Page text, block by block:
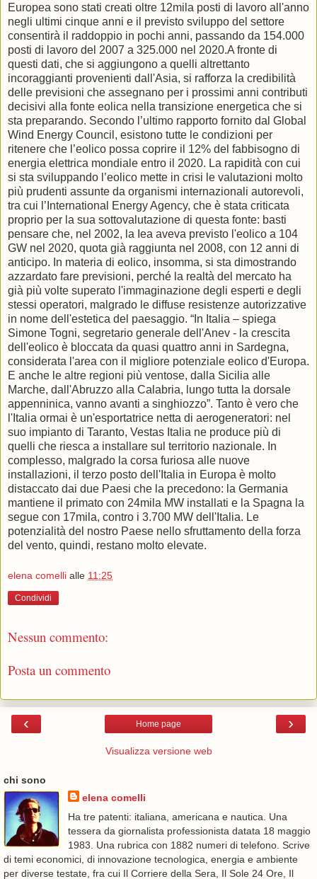
Europea sono stati creati oltre 12mila posti di lavoro all'anno
negli ultimi cinque anni e il previsto sviluppo del settore
consentirà il raddoppio in pochi anni, passando da 154.000
posti di lavoro del 2007 a 325.000 nel 2020.A fronte di
questi dati, che si aggiungono a quelli altrettanto
incoraggianti provenienti dall'Asia, si rafforza la credibilità
delle previsioni che assegnano per i prossimi anni contributi
decisivi alla fonte eolica nella transizione energetica che si
sta preparando. Secondo l’ultimo rapporto fornito dal Global
Wind Energy Council, esistono tutte le condizioni per
ritenere che l’eolico possa coprire il 12% del fabbisogno di
energia elettrica mondiale entro il 2020. La rapidità con cui
si sta sviluppando l’eolico mette in crisi le valutazioni molto
più prudenti assunte da organismi internazionali autorevoli,
tra cui l’International Energy Agency, che è stata criticata
proprio per la sua sottovalutazione di questa fonte: basti
pensare che, nel 2002, la Iea aveva previsto l'eolico a 104
GW nel 2020, quota già raggiunta nel 2008, con 12 anni di
anticipo. In materia di eolico, insomma, si sta dimostrando
azzardato fare previsioni, perché la realtà del mercato ha
già più volte superato l'immaginazione degli esperti e degli
stessi operatori, malgrado le diffuse resistenze autorizzative
in nome dell'estetica del paesaggio. “In Italia – spiega
Simone Togni, segretario generale dell'Anev - la crescita
dell'eolico è bloccata da quasi quattro anni in Sardegna,
considerata l'area con il migliore potenziale eolico d'Europa.
E anche le altre regioni più ventose, dalla Sicilia alle
Marche, dall'Abruzzo alla Calabria, lungo tutta la dorsale
appenninica, vanno avanti a singhiozzo”. Tanto è vero che
l'Italia ormai è un'esportatrice netta di aerogeneratori: nel
suo impianto di Taranto, Vestas Italia ne produce più di
quelli che riesca a installare sul territorio nazionale. In
complesso, malgrado la corsa furiosa alle nuove
installazioni, il terzo posto dell'Italia in Europa è molto
distaccato dai due Paesi che la precedono: la Germania
mantiene il primato con 24mila MW installati e la Spagna la
segue con 17mila, contro i 3.700 MW dell'Italia. Le
potenzialità del nostro Paese nello sfruttamento della forza
del vento, quindi, restano molto elevate.
elena comelli alle 11:25
Condividi
Nessun commento:
Posta un commento
‹ ›
Home page
Visualizza versione web
chi sono
elena comelli
Ha tre patenti: italiana, americana e nautica. Una
tessera da giornalista professionista datata 18 maggio
1983. Una rubrica con 1882 numeri di telefono. Scrive
di temi economici, di innovazione tecnologica, energia e ambiente
per diverse testate, fra cui Il Corriere della Sera, Il Sole 24 Ore, Il